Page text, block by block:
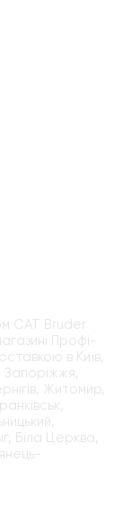
CAT Bruder
Профі-
в Київ,
Запоріжжя,
Житомир,
Біла Церква,